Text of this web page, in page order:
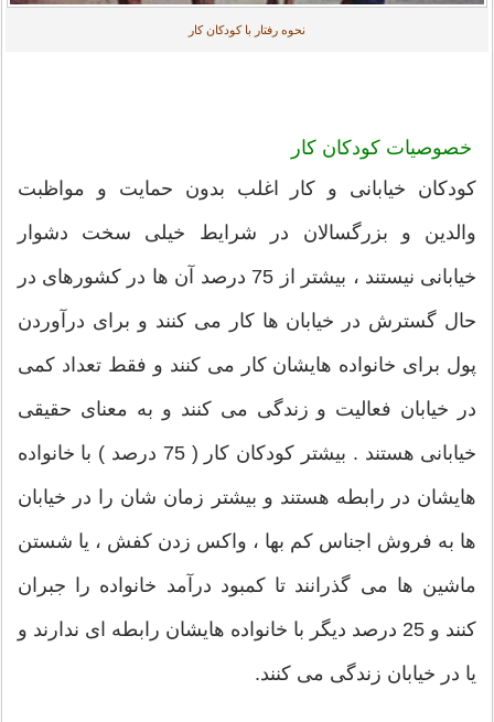
نحوه رفتار با کودکان کار
خصوصیات کودکان کار
کودکان خیابانی و کار اغلب بدون حمایت و مواظبت
والدین و بزرگسالان در شرایط خیلی سخت دشوار
خیابانی نیستند ، بیشتر از 75 درصد آن ها در کشورهای در
حال گسترش در خیابان ها کار می کنند و برای درآوردن
پول برای خانواده هایشان کار می کنند و فقط تعداد کمی
در خیابان فعالیت و زندگی می کنند و به معنای حقیقی
خیابانی هستند . بیشتر کودکان کار ( 75 درصد ) با خانواده
هایشان در رابطه هستند و بیشتر زمان شان را در خیابان
ها به فروش اجناس کم بها ، واکس زدن کفش ، یا شستن
ماشین ها می گذرانند تا کمبود درآمد خانواده را جبران
کنند و 25 درصد دیگر با خانواده هایشان رابطه ای ندارند و
یا در خیابان زندگی می کنند.